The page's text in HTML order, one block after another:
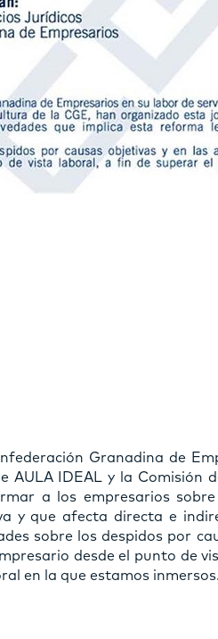
Granadina de
AULA IDEAL y la Comisión
a los empresarios
y que afecta directa e
sobre los despidos por
desde el punto de
en la que estamos inmersos.